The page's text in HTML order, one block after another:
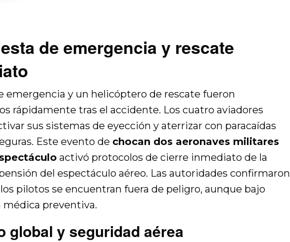
de emergencia y rescate
emergencia y un helicóptero de rescate fueron
rápidamente tras el accidente. Los cuatro aviadores
sus sistemas de eyección y aterrizar con paracaídas
Este evento de chocan dos aeronaves militares
activó protocolos de cierre inmediato de la
del espectáculo aéreo. Las autoridades confirmaron
pilotos se encuentran fuera de peligro, aunque bajo
médica preventiva.
global y seguridad aérea